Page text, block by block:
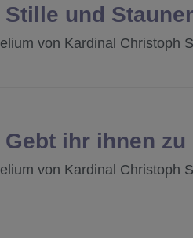
Stille und
von Kardinal Christoph
Gebt ihr ihnen zu
von Kardinal Christoph